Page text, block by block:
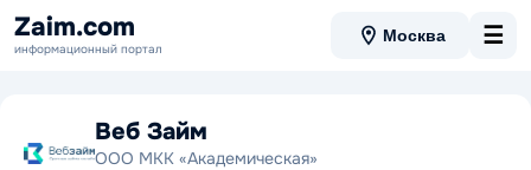
Zaim.com
информационный портал
Москва ☰
Веб Займ
ООО МКК «Академическая»